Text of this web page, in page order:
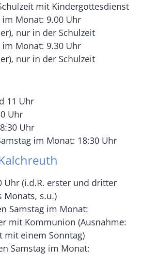
mit Kindergottesdienst
Monat: 9.00 Uhr
nur in der Schulzeit
Monat: 9.30 Uhr
nur in der Schulzeit
11 Uhr
Uhr
Uhr
im Monat: 18:30 Uhr
Uhr (i.d.R. erster und dritter
Monats, s.u.)
Samstag im Monat:
mit Kommunion (Ausnahme:
mit einem Sonntag)
Samstag im Monat: